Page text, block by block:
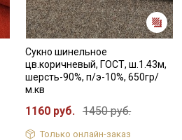
Сукно шинельное
цв.коричневый, ГОСТ, ш.1.43м,
шерсть-90%, п/э-10%, 650гр/
м.кв
1160 руб. 1450 руб.
Только онлайн-заказ